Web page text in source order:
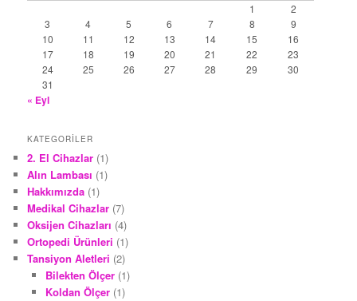
1
2
3
4 5 6 7 8
9
10
11 12 13 14 15
16
17
18 19 20 21 22
23
24
25 26 27 28 29
30
31
« Eyl
KATEGORILER
2. El Cihazlar (1)
Alın Lambası (1)
Hakkımızda (1)
Medikal Cihazlar (7)
Oksijen Cihazları (4)
Ortopedi Ürünleri (1)
Tansiyon Aletleri (2)
Bilekten Ölçer(1)
Koldan Ölçer(1)